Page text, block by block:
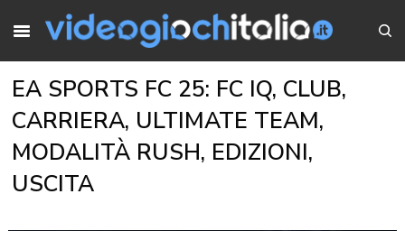
EA SPORTS FC 25: FC IQ, CLUB,
CARRIERA, ULTIMATE TEAM,
MODALITÀ RUSH, EDIZIONI,
USCITA